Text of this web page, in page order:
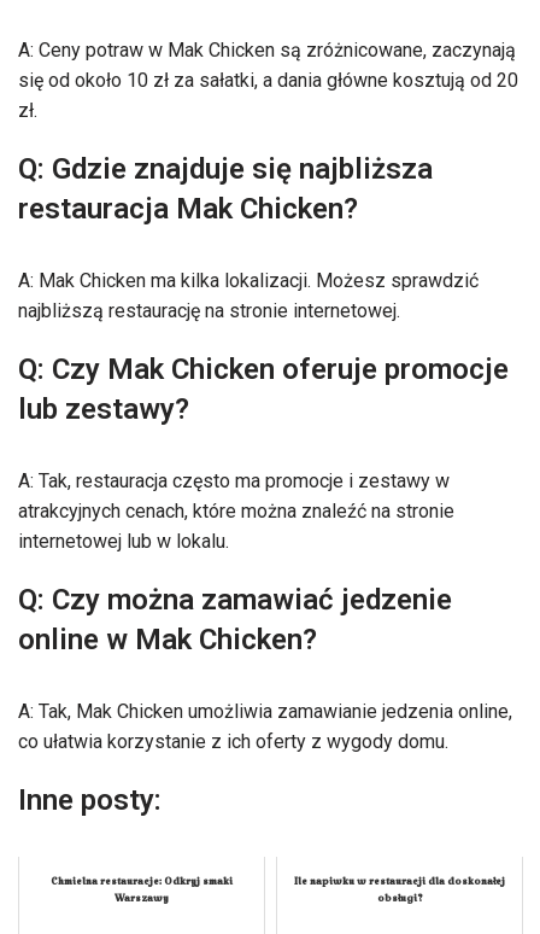
A: Ceny potraw w Mak Chicken są zróżnicowane, zaczynają
się od około 10 zł za sałatki, a dania główne kosztują od 20
zł.
Q: Gdzie znajduje się najbliższa
restauracja Mak Chicken?
A: Mak Chicken ma kilka lokalizacji. Możesz sprawdzić
najbliższą restaurację na stronie internetowej.
Q: Czy Mak Chicken oferuje promocje
lub zestawy?
A: Tak, restauracja często ma promocje i zestawy w
atrakcyjnych cenach, które można znaleźć na stronie
internetowej lub w lokalu.
Q: Czy można zamawiać jedzenie
online w Mak Chicken?
A: Tak, Mak Chicken umożliwia zamawianie jedzenia online,
co ułatwia korzystanie z ich oferty z wygody domu.
Inne posty:
Chmielna restauracje: Odkryj smaki
Warszawy
Ile napiwku w restauracji dla doskonałej
obsługi?